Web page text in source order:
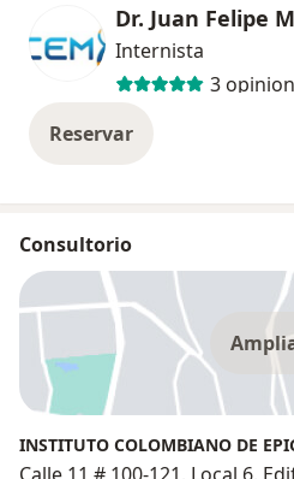
Dr. Juan Felipe
Internista
3
Reservar
Consultorio
INSTITUTO COLOMBIANO DE